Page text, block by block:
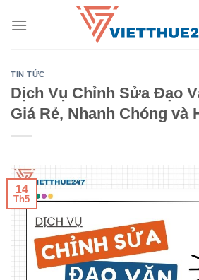
TIN TỨC
Dịch Vụ Chỉnh Sửa Đạo
Giá Rẻ, Nhanh Chóng và
14
Th5